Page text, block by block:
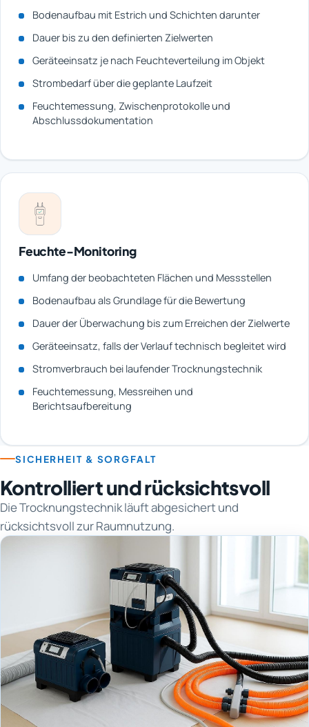
Bodenaufbau mit Estrich und Schichten darunter
Dauer bis zu den definierten Zielwerten
Geräteeinsatz je nach Feuchteverteilung im Objekt
Strombedarf über die geplante Laufzeit
Feuchtemessung, Zwischenprotokolle und
Abschlussdokumentation
Feuchte-Monitoring
Umfang der beobachteten Flächen und Messstellen
Bodenaufbau als Grundlage für die Bewertung
Dauer der Überwachung bis zum Erreichen der Zielwerte
Geräteeinsatz, falls der Verlauf technisch begleitet wird
Stromverbrauch bei laufender Trocknungstechnik
Feuchtemessung, Messreihen und
Berichtsaufbereitung
SICHERHEIT & SORGFALT
Kontrolliert und rücksichtsvoll
Die Trocknungstechnik läuft abgesichert und
rücksichtsvoll zur Raumnutzung.